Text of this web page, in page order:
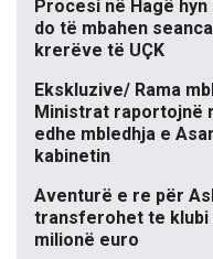
Procesi në Hagë
do të mbahen
krerëve të UÇK
Ekskluzive/ Rama
Ministrat raportojnë
edhe mbledhja e
kabinetin
Aventurë e re për
transferohet te klubi
milionë euro